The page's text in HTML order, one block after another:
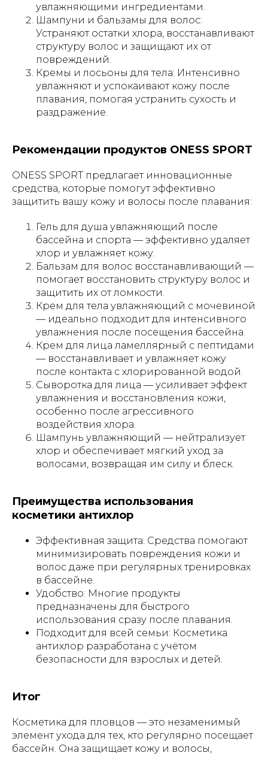
увлажняющими ингредиентами.
Шампуни и бальзамы для волос:
Устраняют остатки хлора, восстанавливают
структуру волос и защищают их от
повреждений.
Кремы и лосьоны для тела: Интенсивно
увлажняют и успокаивают кожу после
плавания, помогая устранить сухость и
раздражение.
Рекомендации продуктов ONESS SPORT
ONESS SPORT предлагает инновационные
средства, которые помогут эффективно
защитить вашу кожу и волосы после плавания:
Гель для душа увлажняющий после
бассейна и спорта — эффективно удаляет
хлор и увлажняет кожу.
Бальзам для волос восстанавливающий —
помогает восстановить структуру волос и
защитить их от ломкости.
Крем для тела увлажняющий с мочевиной
— идеально подходит для интенсивного
увлажнения после посещения бассейна.
Крем для лица ламеллярный с пептидами
— восстанавливает и увлажняет кожу
после контакта с хлорированной водой.
Сыворотка для лица — усиливает эффект
увлажнения и восстановления кожи,
особенно после агрессивного
воздействия хлора.
Шампунь увлажняющий — нейтрализует
хлор и обеспечивает мягкий уход за
волосами, возвращая им силу и блеск.
Преимущества использования
косметики антихлор
Эффективная защита: Средства помогают
минимизировать повреждения кожи и
волос даже при регулярных тренировках
в бассейне.
Удобство: Многие продукты
предназначены для быстрого
использования сразу после плавания.
Подходит для всей семьи: Косметика
антихлор разработана с учётом
безопасности для взрослых и детей.
Итог
Косметика для пловцов — это незаменимый
элемент ухода для тех, кто регулярно посещает
бассейн. Она защищает кожу и волосы,